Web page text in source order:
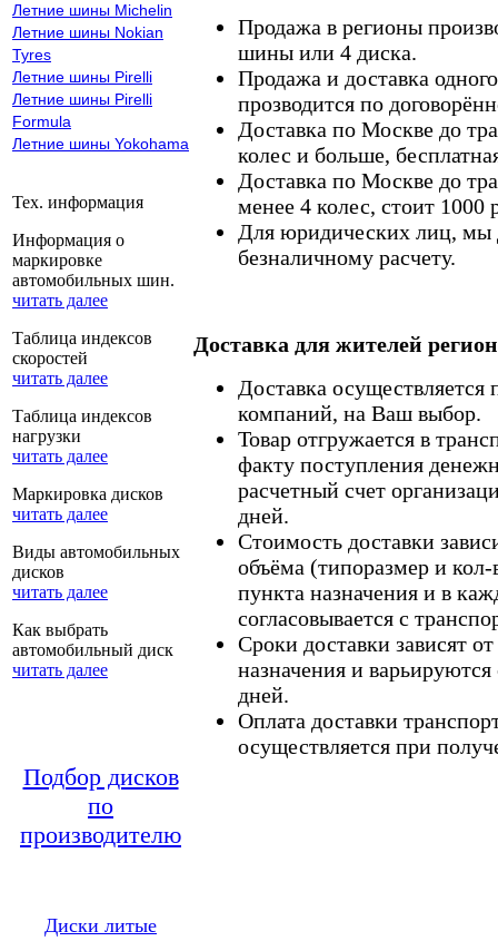
Летние шины Michelin
Летние шины Nokian
Tyres
Летние шины Pirelli
Летние шины Pirelli
Formula
Летние шины Yokohama
Тех. информация
Информация о
маркировке
автомобильных шин.
читать далее
Таблица индексов
скоростей
читать далее
Таблица индексов
нагрузки
читать далее
Маркировка дисков
читать далее
Виды автомобильных
дисков
читать далее
Как выбрать
автомобильный диск
читать далее
Подбор дисков
по
производителю
Диски литые
Продажа в регионы
шины или 4 диска.
Продажа и доставка
прозводится по
Доставка по Москве до
колес и больше,
Доставка по Москве до
менее 4 колес, стоит 1000
Для юридических лиц, мы
безналичному расчету.
Доставка для жителей
Доставка
компаний, на Ваш выбор.
Товар отгружается в
факту поступления
расчетный счет
дней.
Стоимость доставки
объёма (типоразмер и кол-
пункта назначения и в
согласовывается с
Сроки доставки зависят
назначения и
дней.
Оплата доставки
осуществляется при